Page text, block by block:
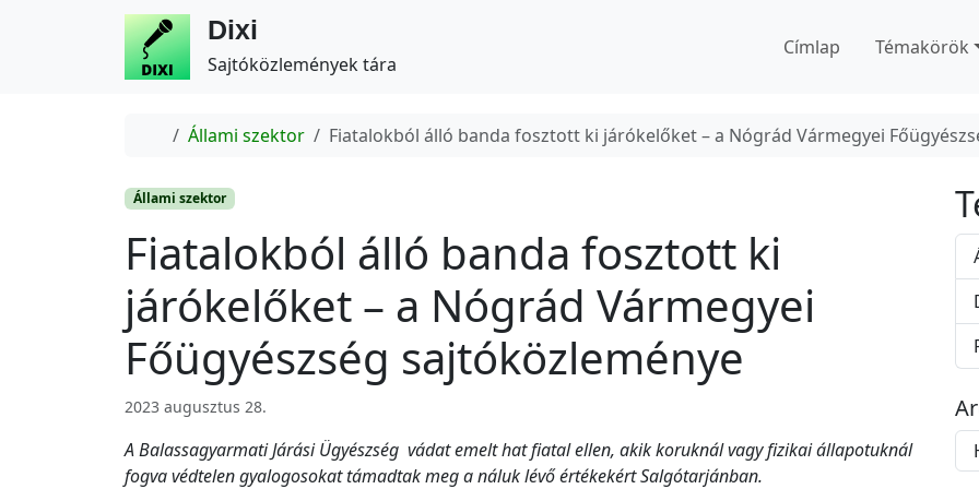
Dixi
Sajtóközlemények tára
Címlap Témakörök
Home
Állami szektor Fiatalokból álló banda fosztott ki járókelőket – a Nógrád Vármegyei
Állami szektor
Fiatalokból álló banda fosztott ki
járókelőket – a Nógrád Vármegyei
Főügyészség sajtóközleménye
2023 augusztus 28.
A Balassagyarmati Járási Ügyészség vádat emelt hat fiatal ellen, akik koruknál vagy fizikai állapotuknál
fogva védtelen gyalogosokat támadtak meg a náluk lévő értékekért Salgótarjánban.
r